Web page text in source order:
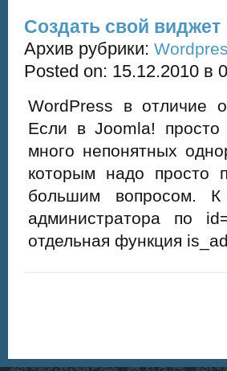
Создать свой виджет
Архив рубрики:
Posted on: 15.12.2010 в
WordPress в отличие
Если в Joomla!
много непонятных
которым надо просто
большим вопросом.
администратора по
отдельная функция